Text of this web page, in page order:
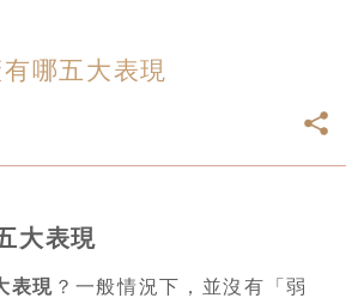
哪五大表現
大表現
表現 ？一般情況下，並沒有「弱